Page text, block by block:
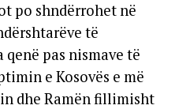
po shndërrohet në
të
pas nismave të
e Kosovës e më
dhe Ramën fillimisht